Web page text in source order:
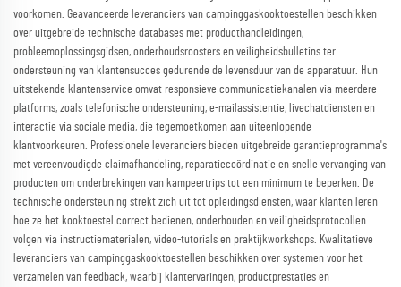
voorkomen. Geavanceerde leveranciers van campinggaskooktoestellen beschikken
over uitgebreide technische databases met producthandleidingen,
probleemoplossingsgidsen, onderhoudsroosters en veiligheidsbulletins ter
ondersteuning van klantensucces gedurende de levensduur van de apparatuur. Hun
uitstekende klantenservice omvat responsieve communicatiekanalen via meerdere
platforms, zoals telefonische ondersteuning, e-mailassistentie, livechatdiensten en
interactie via sociale media, die tegemoetkomen aan uiteenlopende
klantvoorkeuren. Professionele leveranciers bieden uitgebreide garantieprogramma's
met vereenvoudigde claimafhandeling, reparatiecoördinatie en snelle vervanging van
producten om onderbrekingen van kampeertrips tot een minimum te beperken. De
technische ondersteuning strekt zich uit tot opleidingsdiensten, waar klanten leren
hoe ze het kooktoestel correct bedienen, onderhouden en veiligheidsprotocollen
volgen via instructiematerialen, video-tutorials en praktijkworkshops. Kwalitatieve
leveranciers van campinggaskooktoestellen beschikken over systemen voor het
verzamelen van feedback, waarbij klantervaringen, productprestaties en